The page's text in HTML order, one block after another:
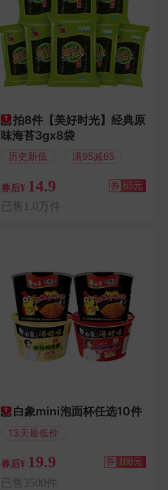
拍8件【美好时光】经典原
味海苔3gx8袋
历史新低 满95减65
券后¥ 14.9 券 65元
已售1.0万件
白象mini泡面杯任选10件
13天最低价
券后¥ 19.9 券 100元
已售3500件